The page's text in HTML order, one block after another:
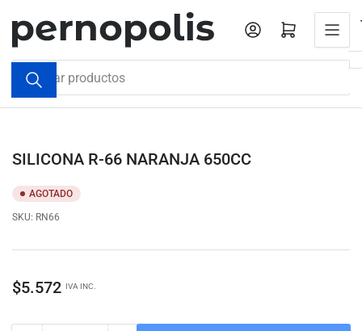
contenido
Buscar
productos
Iniciar sesiónAbrir cesta pequeña
SILICONA R-66 NARANJA 650CC
AGOTADO
SKU: RN66
Precio
$5.572 IVA INC.